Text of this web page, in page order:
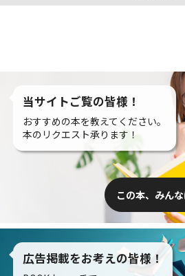
当サイトご覧の皆様！
おすすめの本を教えてください。
本のリクエスト承ります！
この本、みん
広告掲載をお考えの皆様！